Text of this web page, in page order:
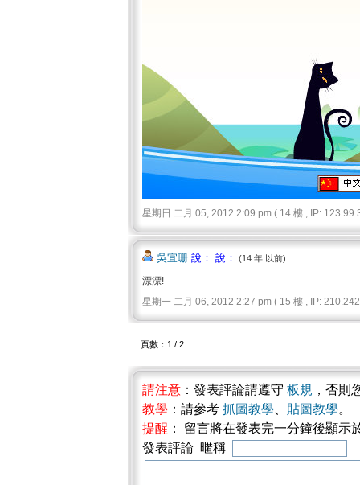
星期日 二月 05, 2012 2:09 pm ( 14 樓 , IP:
吳宜珊 說： 說： (14 年 以前)
漂漂!
星期一 二月 06, 2012 2:27 pm ( 15 樓 , IP:
頁數：1 / 2
請注意 ：發表評論請遵守 板規 ，否則
教學 ：請參考 抓圖教學 貼圖教學。
提醒 ： 留言將在發表完一分鐘後顯
發表評論 暱稱